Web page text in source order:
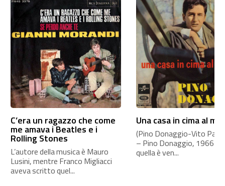
C’era un ragazzo che come
me amava i Beatles e i
Rolling Stones
L’autore della musica è Mauro
Lusini, mentre Franco Migliacci
aveva scritto quel...
Una casa in cima al
(Pino Donaggio-Vito
– Pino Donaggio, 1966
quella è ven...